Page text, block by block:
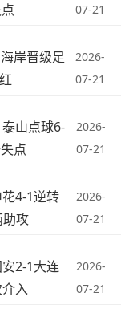
07-21
岸晋级足
2026-
07-21
山点球6-
点
2026-
07-21
4-1逆转
攻
2026-
07-21
2-1大连
入
2026-
07-21